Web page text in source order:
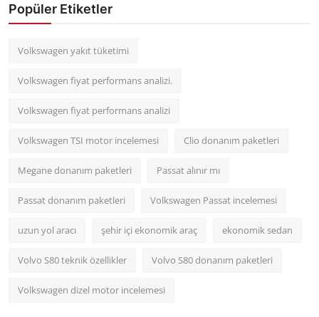
Popüler Etiketler
Volkswagen yakıt tüketimi
Volkswagen fiyat performans analizi.
Volkswagen fiyat performans analizi
Volkswagen TSI motor incelemesi Clio donanım paketleri
Megane donanım paketleri Passat alınır mı
Passat donanım paketleri Volkswagen Passat incelemesi
uzun yol aracı şehir içi ekonomik araç ekonomik sedan
Volvo S80 teknik özellikler Volvo S80 donanım paketleri
Volkswagen dizel motor incelemesi